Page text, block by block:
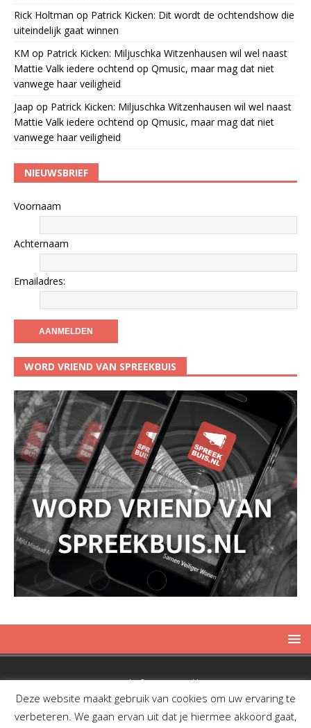
Rick Holtman op Patrick Kicken: Dit wordt de ochtendshow die
uiteindelijk gaat winnen
KM op Patrick Kicken: Miljuschka Witzenhausen wil wel naast
Mattie Valk iedere ochtend op Qmusic, maar mag dat niet
vanwege haar veiligheid
Jaap op Patrick Kicken: Miljuschka Witzenhausen wil wel naast
Mattie Valk iedere ochtend op Qmusic, maar mag dat niet
vanwege haar veiligheid
NIEUWSBRIEF
Voornaam
Achternaam
Emailadres:
WORD VRIEND VAN SPREEKBUIS
Copyright © 2019 Spreekbuis
Deze website maakt gebruik van cookies om uw ervaring te
verbeteren. We gaan ervan uit dat je hiermee akkoord gaat,